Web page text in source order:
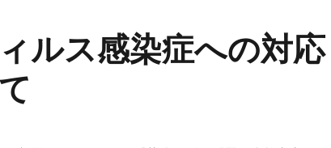
ルス感染症への対応